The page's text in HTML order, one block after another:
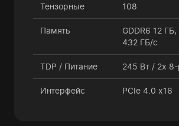
Тензорные
108
Память
GDDR6 12 ГБ,
432 ГБ/с
TDP / Питание 245 Вт / 2x 8-
Интерфейс PCIe 4.0 x16